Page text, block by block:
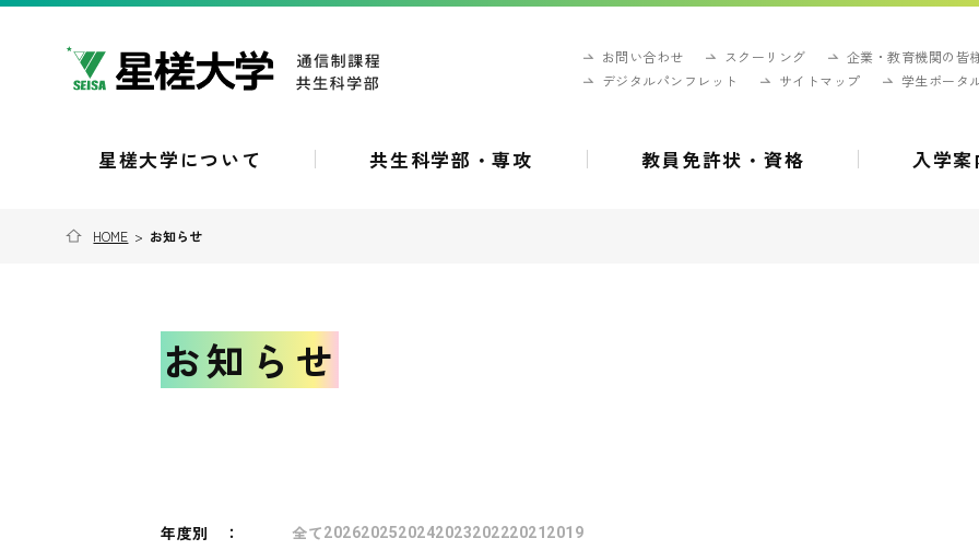
お問い合わせ スクーリング
企業・教育機関の皆
デジタルパンフレット
サイトマップ 学生ポータ
星槎大学について 共生科学部・専攻 教員免許状・資格 入学案
HOME > お知らせ
お知らせ
年度別 ： 全て202620252024202320222021 2019